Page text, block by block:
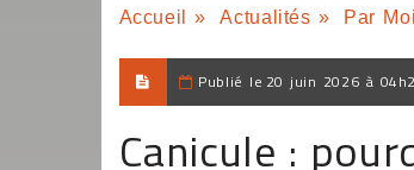
Accueil » Actualités » Par
Publié le 20 juin 2026 à
Canicule :